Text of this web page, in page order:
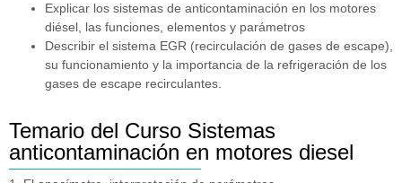
Explicar los sistemas de anticontaminación en los motores
diésel, las funciones, elementos y parámetros
Describir el sistema EGR (recirculación de gases de escape),
su funcionamiento y la importancia de la refrigeración de los
gases de escape recirculantes.
Temario del Curso Sistemas
anticontaminación en motores diesel